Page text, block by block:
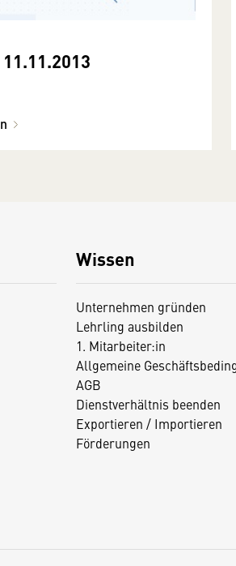
Wissen
Unternehmen gründen
Lehrling ausbilden
1. Mitarbeiter:in
Allgemeine
AGB
Dienstverhältnis beenden
Exportieren / Importieren
Förderungen